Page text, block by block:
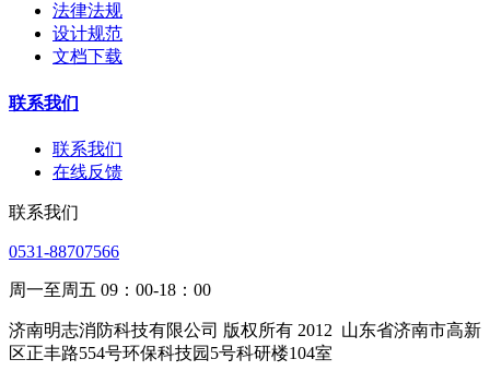
法律法规
设计规范
文档下载
联系我们
联系我们
在线反馈
联系我们
0531-88707566
周一至周五 09：00-18：00
济南明志消防科技有限公司 版权所有 2012 山东省济南市高新
区正丰路554号环保科技园5号科研楼104室